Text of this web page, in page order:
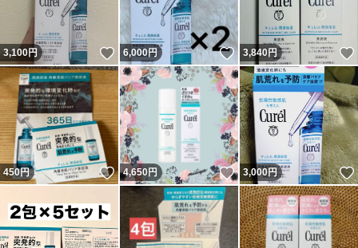
3,100円 いいね！
6,000円 いいね！
3,840 円
450円 いいね！
4,650円 いいね！
3,000円